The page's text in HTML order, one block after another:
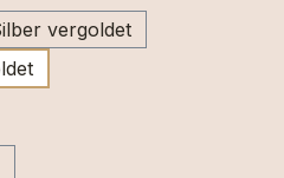
vergoldet